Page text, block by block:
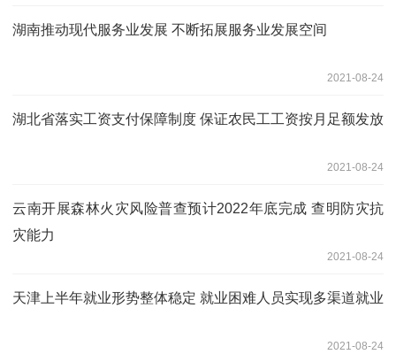
湖南推动现代服务业发展 不断拓展服务业发展空间
2021-08-24
湖北省落实工资支付保障制度 保证农民工工资按月足额发放
2021-08-24
云南开展森林火灾风险普查预计2022年底完成 查明防灾抗
灾能力
2021-08-24
天津上半年就业形势整体稳定 就业困难人员实现多渠道就业
2021-08-24